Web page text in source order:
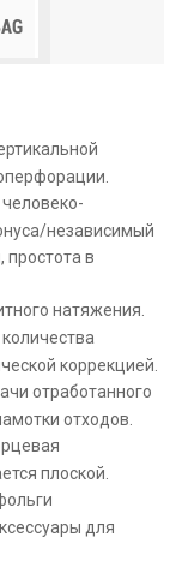
независимый
простота в
натяжения.
коррекцией.
отработанного
отходов.
плоской.
для